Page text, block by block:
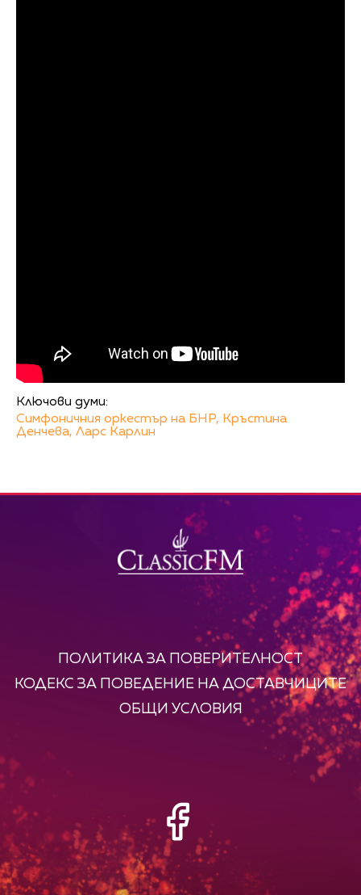
Ключови думи:
Симфоничния оркестър на БНР, Кръстина
Денчева, Ларс Карлин
ПОЛИТИКА ЗА ПОВЕРИТЕЛНОСТ
КОДЕКС ЗА ПОВЕДЕНИЕ НА ДОСТАВЧИЦИТЕ
ОБЩИ УСЛОВИЯ